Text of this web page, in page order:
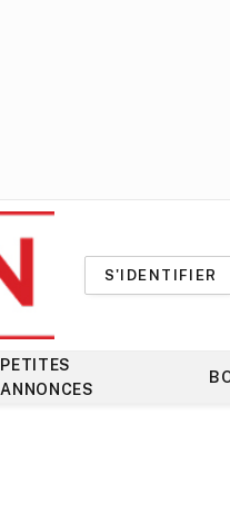
S'IDENTIFIER
PETITES
ANNONCES